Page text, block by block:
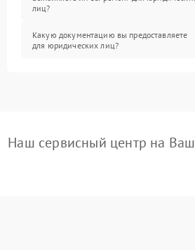
лиц?
Какую документацию вы предоставляете
для юридических лиц?
Наш сервисный центр на